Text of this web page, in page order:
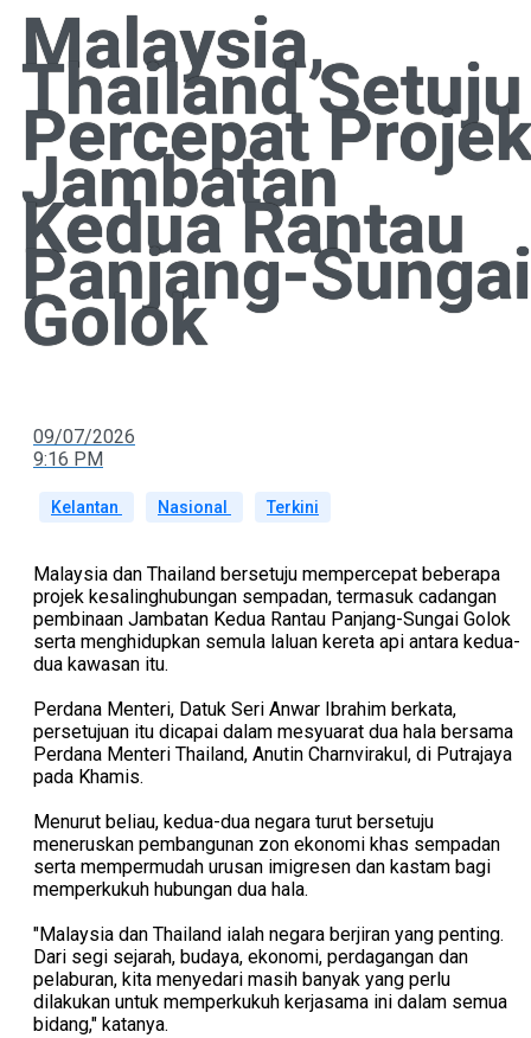
Malaysia,
Thailand Setuju
Percepat
Jambatan
Kedua Rantau
Panjang-Sungai
Golok
09/07/2026
9:16 PM
Kelantan Nasional Terkini
Malaysia dan Thailand bersetuju mempercepat beberapa
projek kesalinghubungan sempadan, termasuk cadangan
pembinaan Jambatan Kedua Rantau Panjang-Sungai Golok
serta menghidupkan semula laluan kereta api antara kedua-
dua kawasan itu.
Perdana Menteri, Datuk Seri Anwar Ibrahim berkata,
persetujuan itu dicapai dalam mesyuarat dua hala bersama
Perdana Menteri Thailand, Anutin Charnvirakul, di Putrajaya
pada Khamis.
Menurut beliau, kedua-dua negara turut bersetuju
meneruskan pembangunan zon ekonomi khas sempadan
serta mempermudah urusan imigresen dan kastam bagi
memperkukuh hubungan dua hala.
"Malaysia dan Thailand ialah negara berjiran yang penting.
Dari segi sejarah, budaya, ekonomi, perdagangan dan
pelaburan, kita menyedari masih banyak yang perlu
dilakukan untuk memperkukuh kerjasama ini dalam semua
bidang," katanya.